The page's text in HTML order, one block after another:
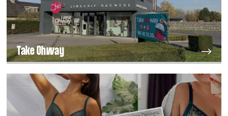
Take Ohway